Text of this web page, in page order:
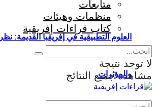
العلوم التطبيقية في إفريقيا القديمة:
والمؤثرات
متابعات
منظمات وهيئات
كتاب قراءات إفريقية
لا توجد نتيجة
مشاهدة جميع النتائج